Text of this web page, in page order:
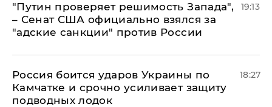
"Путин проверяет решимость Запада",
– Сенат США официально взялся за
"адские санкции" против России
19:13
Россия боится ударов Украины по
Камчатке и срочно усиливает защиту
подводных лодок
18:27